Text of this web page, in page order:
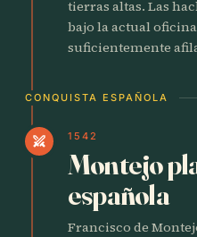
tierras altas. Las
bajo la actual
suficientemente
CONQUISTA ESPAÑOLA
swords 1542
Montejo
española
Francisco de